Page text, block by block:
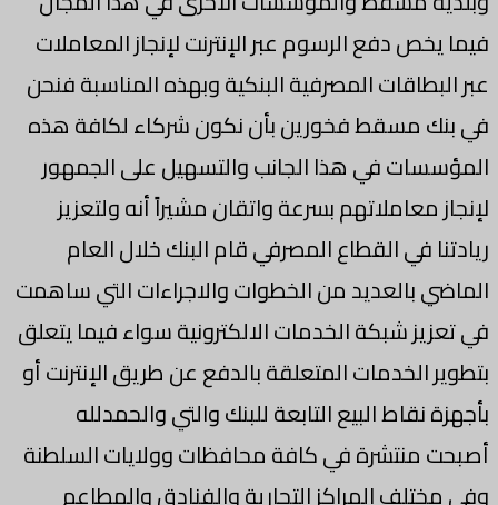
فيما يخص دفع الرسوم عبر الإنترنت لإنجاز المعاملات
عبر البطاقات المصرفية البنكية وبهذه المناسبة فنحن
في بنك مسقط فخورين بأن نكون شركاء لكافة هذه
المؤسسات في هذا الجانب والتسهيل على الجمهور
لإنجاز معاملاتهم بسرعة واتقان مشيراً أنه ولتعزيز
ريادتنا في القطاع المصرفي قام البنك خلال العام
الماضي بالعديد من الخطوات والاجراءات التي ساهمت
في تعزيز شبكة الخدمات الالكترونية سواء فيما يتعلق
بتطوير الخدمات المتعلقة بالدفع عن طريق الإنترنت أو
بأجهزة نقاط البيع التابعة للبنك والتي والحمدلله
أصبحت منتشرة في كافة محافظات وولايات السلطنة
وفي مختلف المراكز التجارية والفنادق والمطاعم